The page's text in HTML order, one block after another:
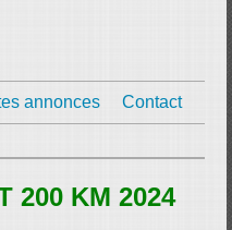
annonces Contact
200 KM 2024